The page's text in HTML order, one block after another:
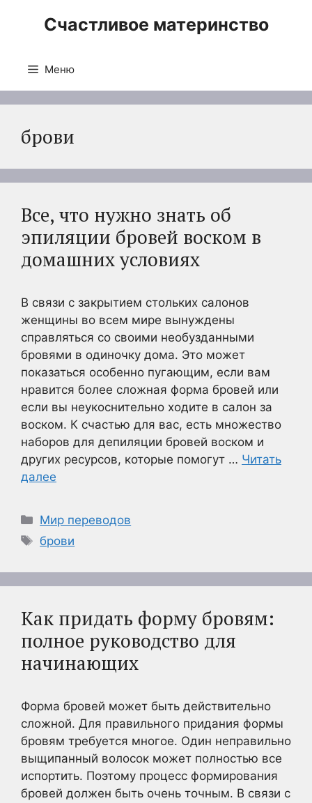
Счастливое материнство
Меню
брови
Все, что нужно знать об
эпиляции бровей воском в
домашних условиях
В связи с закрытием стольких салонов
женщины во всем мире вынуждены
справляться со своими необузданными
бровями в одиночку дома. Это может
показаться особенно пугающим, если вам
нравится более сложная форма бровей или
если вы неукоснительно ходите в салон за
воском. К счастью для вас, есть множество
наборов для депиляции бровей воском и
других ресурсов, которые помогут … Читать
далее
Рубрики
Мир переводов
Метки
брови
Как придать форму бровям:
полное руководство для
начинающих
Форма бровей может быть действительно
сложной. Для правильного придания формы
бровям требуется многое. Один неправильно
выщипанный волосок может полностью все
испортить. Поэтому процесс формирования
бровей должен быть очень точным. В связи с